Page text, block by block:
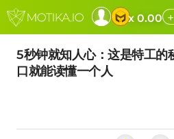
x 0.00 +
5秒钟就知人心：这是特工的
口就能读懂一个人